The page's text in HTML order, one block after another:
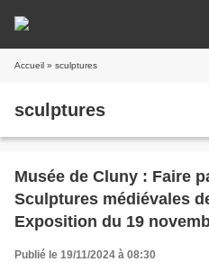
Accueil » sculptures
sculptures
Musée de Cluny : Faire
Sculptures médiévales
Exposition du 19
2025.
Publié le 19/11/2024 à 08:30